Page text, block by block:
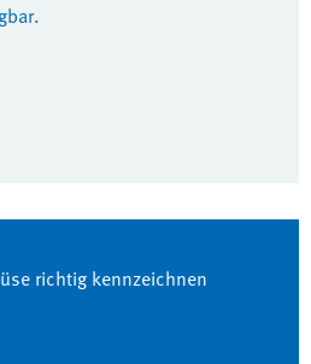
richtig kennzeichnen